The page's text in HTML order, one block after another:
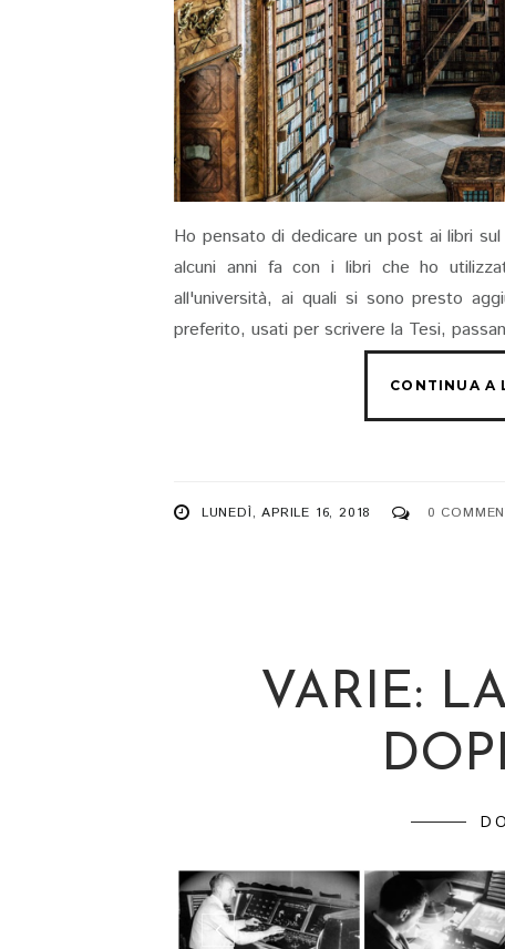
Ho pensato di dedicare un post ai libri
alcuni anni fa con i libri che ho
all'università, ai quali si sono presto
preferito, usati per scrivere la Tesi,
LUNEDÌ, APRILE 16, 2018 0
VARIE: